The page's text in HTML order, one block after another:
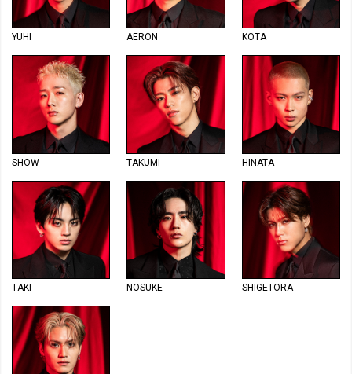
YUHI AERON KOTA
SHOW TAKUMI HINATA
TAKI NOSUKE SHIGETORA